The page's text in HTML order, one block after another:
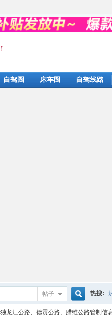
自驾圈 床车圈 自驾线路
帖子
搜
热搜:
独龙江公路、德贡公路、腊维公路管制信